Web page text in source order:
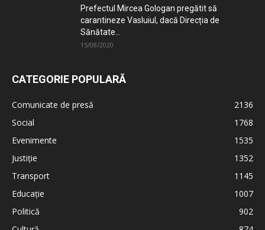
Prefectul Mircea Gologan pregătit să
carantineze Vasluiul, dacă Direcția de
Sănătate...
15/08/2020
CATEGORIE POPULARĂ
Comunicate de presă
2136
Social
1768
Evenimente
1535
Justiție
1352
Transport
1145
Educație
1007
Politică
902